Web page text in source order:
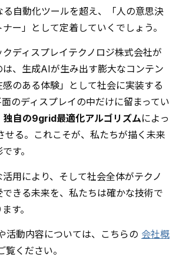
自動化ツールを超え、「人の意思決
ー」として定着していくでしょう。
ディスプレイテクノロジ株式会社が
、生成AIが生み出す膨大なコンテン
のある体験」として社会に実装する
のディスプレイの中だけに留まってい
独自の9grid最適化アルゴリズムによっ
せる。これこそが、私たちが描く未来
す。
用により、そして社会全体がテクノ
きる未来を、私たちは確かな技術で
す。
活動内容については、こちらの 会社概
覧ください。